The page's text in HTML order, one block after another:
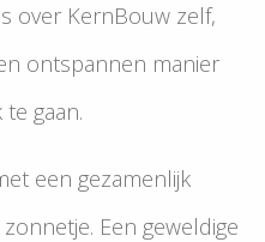
over KernBouw zelf,
ontspannen manier
gaan.
een gezamenlijk
Een geweldige